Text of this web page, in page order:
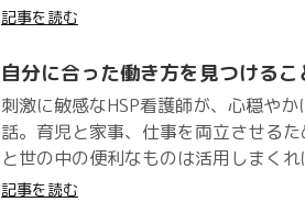
記事を読む
自分に合った働き方を見つけるこ
刺激に敏感なHSP看護師が、心穏や
話。育児と家事、仕事を両立させる
と世の中の便利なものは活用しまくれ
記事を読む